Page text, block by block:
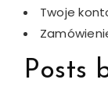
Twoje
Posts